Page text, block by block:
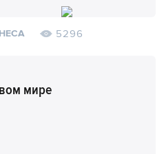
5296
мире